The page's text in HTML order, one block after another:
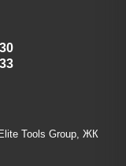
Tools Group, ЖК